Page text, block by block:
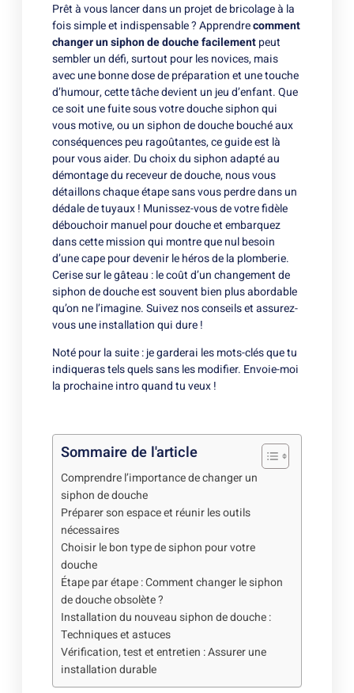
Prêt à vous lancer dans un projet de bricolage à la
fois simple et indispensable ? Apprendrecomment
changer un siphon de douche facilementpeut
sembler un défi, surtout pour les novices, mais
avec une bonne dose de préparation et une touche
d’humour, cette tâche devient un jeu d’enfant. Que
ce soit une fuite sous votre douche siphon qui
vous motive, ou un siphon de douche bouché aux
conséquences peu ragoûtantes, ce guide est là
pour vous aider. Du choix du siphon adapté au
démontage du receveur de douche, nous vous
détaillons chaque étape sans vous perdre dans un
dédale de tuyaux ! Munissez-vous de votre fidèle
débouchoir manuel pour douche et embarquez
dans cette mission qui montre que nul besoin
d’une cape pour devenir le héros de la plomberie.
Cerise sur le gâteau : le coût d’un changement de
siphon de douche est souvent bien plus abordable
qu’on ne l’imagine. Suivez nos conseils et assurez-
vous une installation qui dure !
Noté pour la suite : je garderai les mots-clés que tu
indiqueras tels quels sans les modifier. Envoie-moi
la prochaine intro quand tu veux !
Sommaire de l'article
Comprendre l’importance de changer un
siphon de douche
Préparer son espace et réunir les outils
nécessaires
Choisir le bon type de siphon pour votre
douche
Étape par étape : Comment changer le siphon
de douche obsolète ?
Installation du nouveau siphon de douche :
Techniques et astuces
Vérification, test et entretien : Assurer une
installation durable